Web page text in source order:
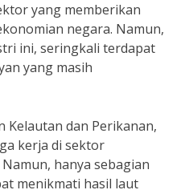
yang memberikan
negara. Namun,
ini, seringkali terdapat
yang masih
Kelautan dan Perikanan,
kerja di sektor
hanya sebagian
menikmati hasil laut